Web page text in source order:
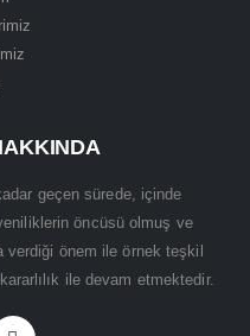
geçen sürede, içinde
öncüsü olmuş ve
verdiği önem ile örnek teşkil
ile devam etmektedir.